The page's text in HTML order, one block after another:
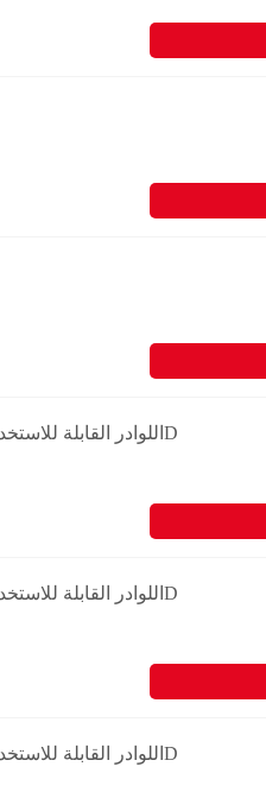
Cat اللوادر القابلة للاستخدام على الأنواع المتعددة من الأراضي 257D
Cat اللوادر القابلة للاستخدام على الأنواع المتعددة من الأراضي 277D
Cat اللوادر القابلة للاستخدام على الأنواع المتعددة من الأراضي 287D